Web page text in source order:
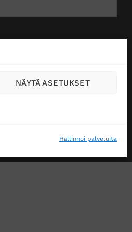
Hallinnoi palveluita
NÄYTÄ ASETUKSET